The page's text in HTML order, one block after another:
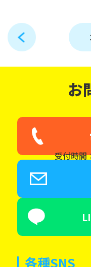
お
受付時間
各種SNS